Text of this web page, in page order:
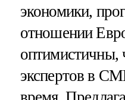
экономики,
отношении
оптимистичны,
экспертов в